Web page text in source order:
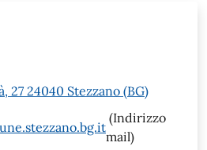
27 24040 Stezzano (BG)
(Indirizzo
mail)